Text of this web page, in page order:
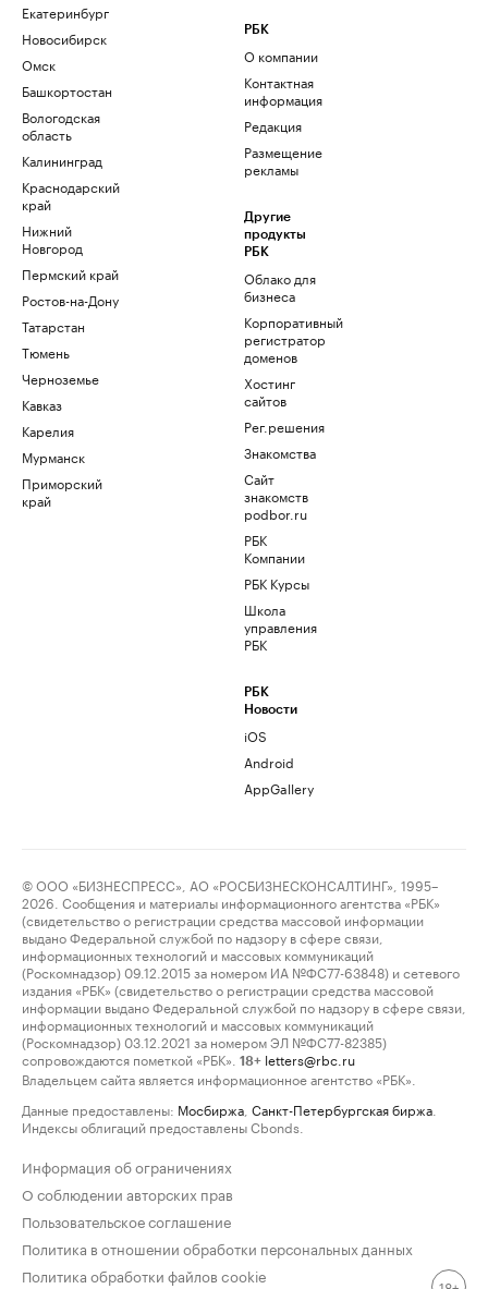
Екатеринбург
Новосибирск
Омск
Башкортостан
Вологодская
область
Калининград
Краснодарский
край
Нижний
Новгород
Пермский край
Ростов-на-Дону
Татарстан
Тюмень
Черноземье
Кавказ
Карелия
Мурманск
Приморский
край
РБК
О компании
Контактная
информация
Редакция
Размещение
рекламы
Другие
продукты
РБК
Облако для
бизнеса
Корпоративный
регистратор
доменов
Хостинг
сайтов
Рег.решения
Знакомства
Сайт
знакомств
podbor.ru
РБК
Компании
РБК Курсы
Школа
управления
РБК
РБК
Новости
iOS
Android
AppGallery
© ООО «БИЗНЕСПРЕСС», АО «РОСБИЗНЕСКОНСАЛТИНГ», 1995–
2026. Сообщения и материалы информационного агентства «РБК»
(свидетельство о регистрации средства массовой информации
выдано Федеральной службой по надзору в сфере связи,
информационных технологий и массовых коммуникаций
(Роскомнадзор) 09.12.2015 за номером ИА №ФС77-63848) и сетевого
издания «РБК» (свидетельство о регистрации средства массовой
информации выдано Федеральной службой по надзору в сфере связи,
информационных технологий и массовых коммуникаций
(Роскомнадзор) 03.12.2021 за номером ЭЛ №ФС77-82385)
сопровождаются пометкой «РБК».
18+ letters@rbc.ru
Владельцем сайта является информационное агентство «РБК».
Данные предоставлены: Мосбиржа Санкт-Петербургская биржа
Индексы облигаций предоставлены Cbonds.
Информация об ограничениях
О соблюдении авторских прав
Пользовательское соглашение
Политика в отношении обработки персональных данных
Политика обработки файлов cookie